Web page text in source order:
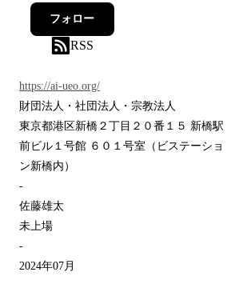
フォロー
RSS
https://ai-ueo.org/
財団法人・社団法人・宗教法人
東京都港区新橋２丁目２０番１５ 新橋駅
前ビル１号館 ６０１号室（ビステーショ
ン新橋内）
-
佐藤雄太
未上場
-
2024年07月